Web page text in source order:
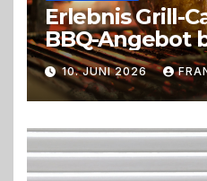
Erlebnis Grill-
BBQ-Angebot
perfekten
Trend zu
Live-Cooking
10. JUNI 2026